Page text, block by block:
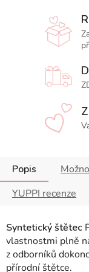
Popis
YUPPI recenze
Syntetický štětec
vlastnostmi plně
z odborníků
přírodní štětce.